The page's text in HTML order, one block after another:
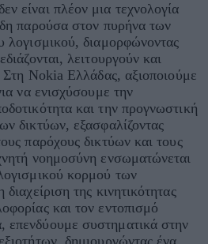
είναι πλέον μια τεχνολογία
παρούσα στον πυρήνα των
λογισμικού, διαμορφώνοντας
λειτουργούν και
Στη Nokia Ελλάδας, αξιοποιούμε
να ενισχύσουμε την
και την προγνωστική
δικτύων, εξασφαλίζοντας
παρόχους δικτύων και τους
νοημοσύνη ενσωματώνεται
κορμού των
της κινητικότητας
και τον εντοπισμό
συστηματικά στην